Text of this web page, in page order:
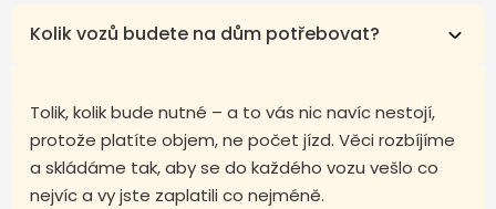
Kolik vozů budete na dům potřebovat?
Tolik, kolik bude nutné – a to vás nic navíc nestojí,
protože platíte objem, ne počet jízd. Věci rozbíjíme
a skládáme tak, aby se do každého vozu vešlo co
nejvíc a vy jste zaplatili co nejméně.